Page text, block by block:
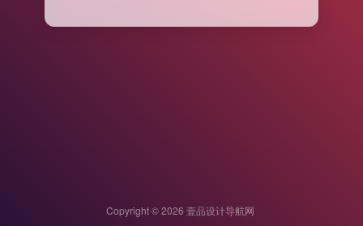
Copyright © 2026 壹品设计导航网